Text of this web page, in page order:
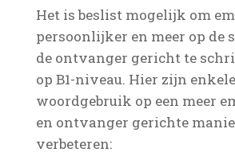
Het is beslist mogelijk om
persoonlijker en meer op de
de ontvanger gericht te
op B1-niveau. Hier zijn
woordgebruik op een meer
en ontvanger gerichte
verbeteren: